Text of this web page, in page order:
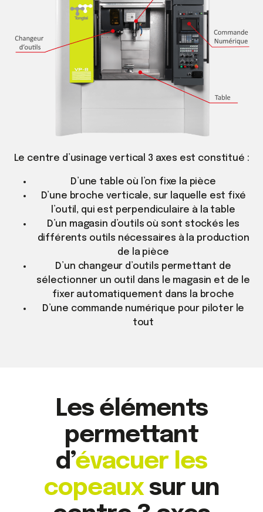
Le centre d’usinage vertical 3 axes est constitué :
D’une table où l’on fixe la pièce
D’une broche verticale, sur laquelle est fixé
l’outil, qui est perpendiculaire à la table
D’un magasin d’outils où sont stockés les
différents outils nécessaires à la production
de la pièce
D’un changeur d’outils permettant de
sélectionner un outil dans le magasin et de le
fixer automatiquement dans la broche
D’une commande numérique pour piloter le
tout
Les éléments
permettant
d’évacuer les
copeauxsur un